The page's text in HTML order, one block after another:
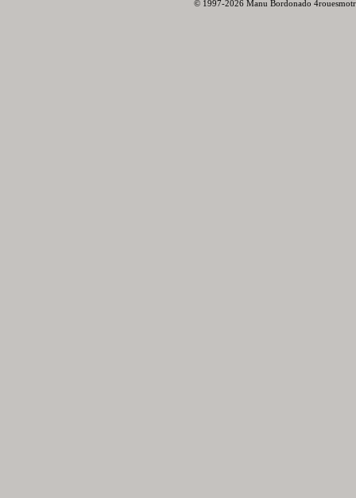
© 1997-2026 Manu Bordonado